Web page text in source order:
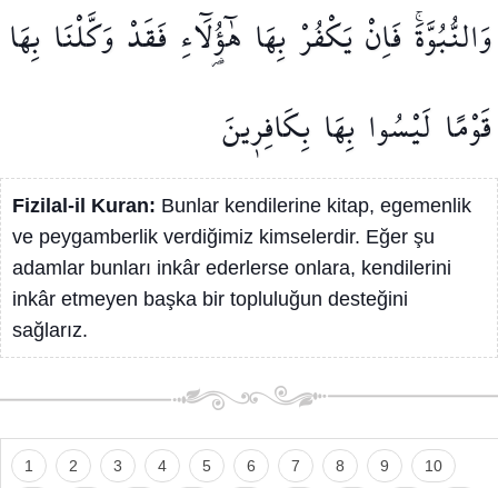
وَالنُّبُوَّةَۚفَاِنْيَكْفُرْبِهَا هٰٓؤُ۬لَٓاءِ فَقَدْ وَكَّلْنَا بِهَا
قَوْمًا لَيْسُوا بِهَا بِكَافِر۪ينَ
Fizilal-il Kuran: Bunlar kendilerine kitap, egemenlik
ve peygamberlik verdiğimiz kimselerdir. Eğer şu
adamlar bunları inkâr ederlerse onlara, kendilerini
inkâr etmeyen başka bir topluluğun desteğini
sağlarız.
1 2 3 4 5 6 7 8 9 10